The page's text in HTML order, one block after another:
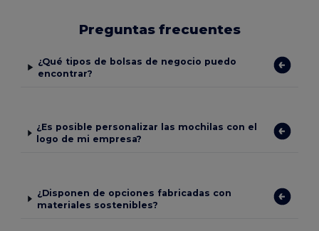
Preguntas frecuentes
¿Qué tipos de bolsas de negocio puedo
encontrar?
¿Es posible personalizar las mochilas con el
logo de mi empresa?
¿Disponen de opciones fabricadas con
materiales sostenibles?